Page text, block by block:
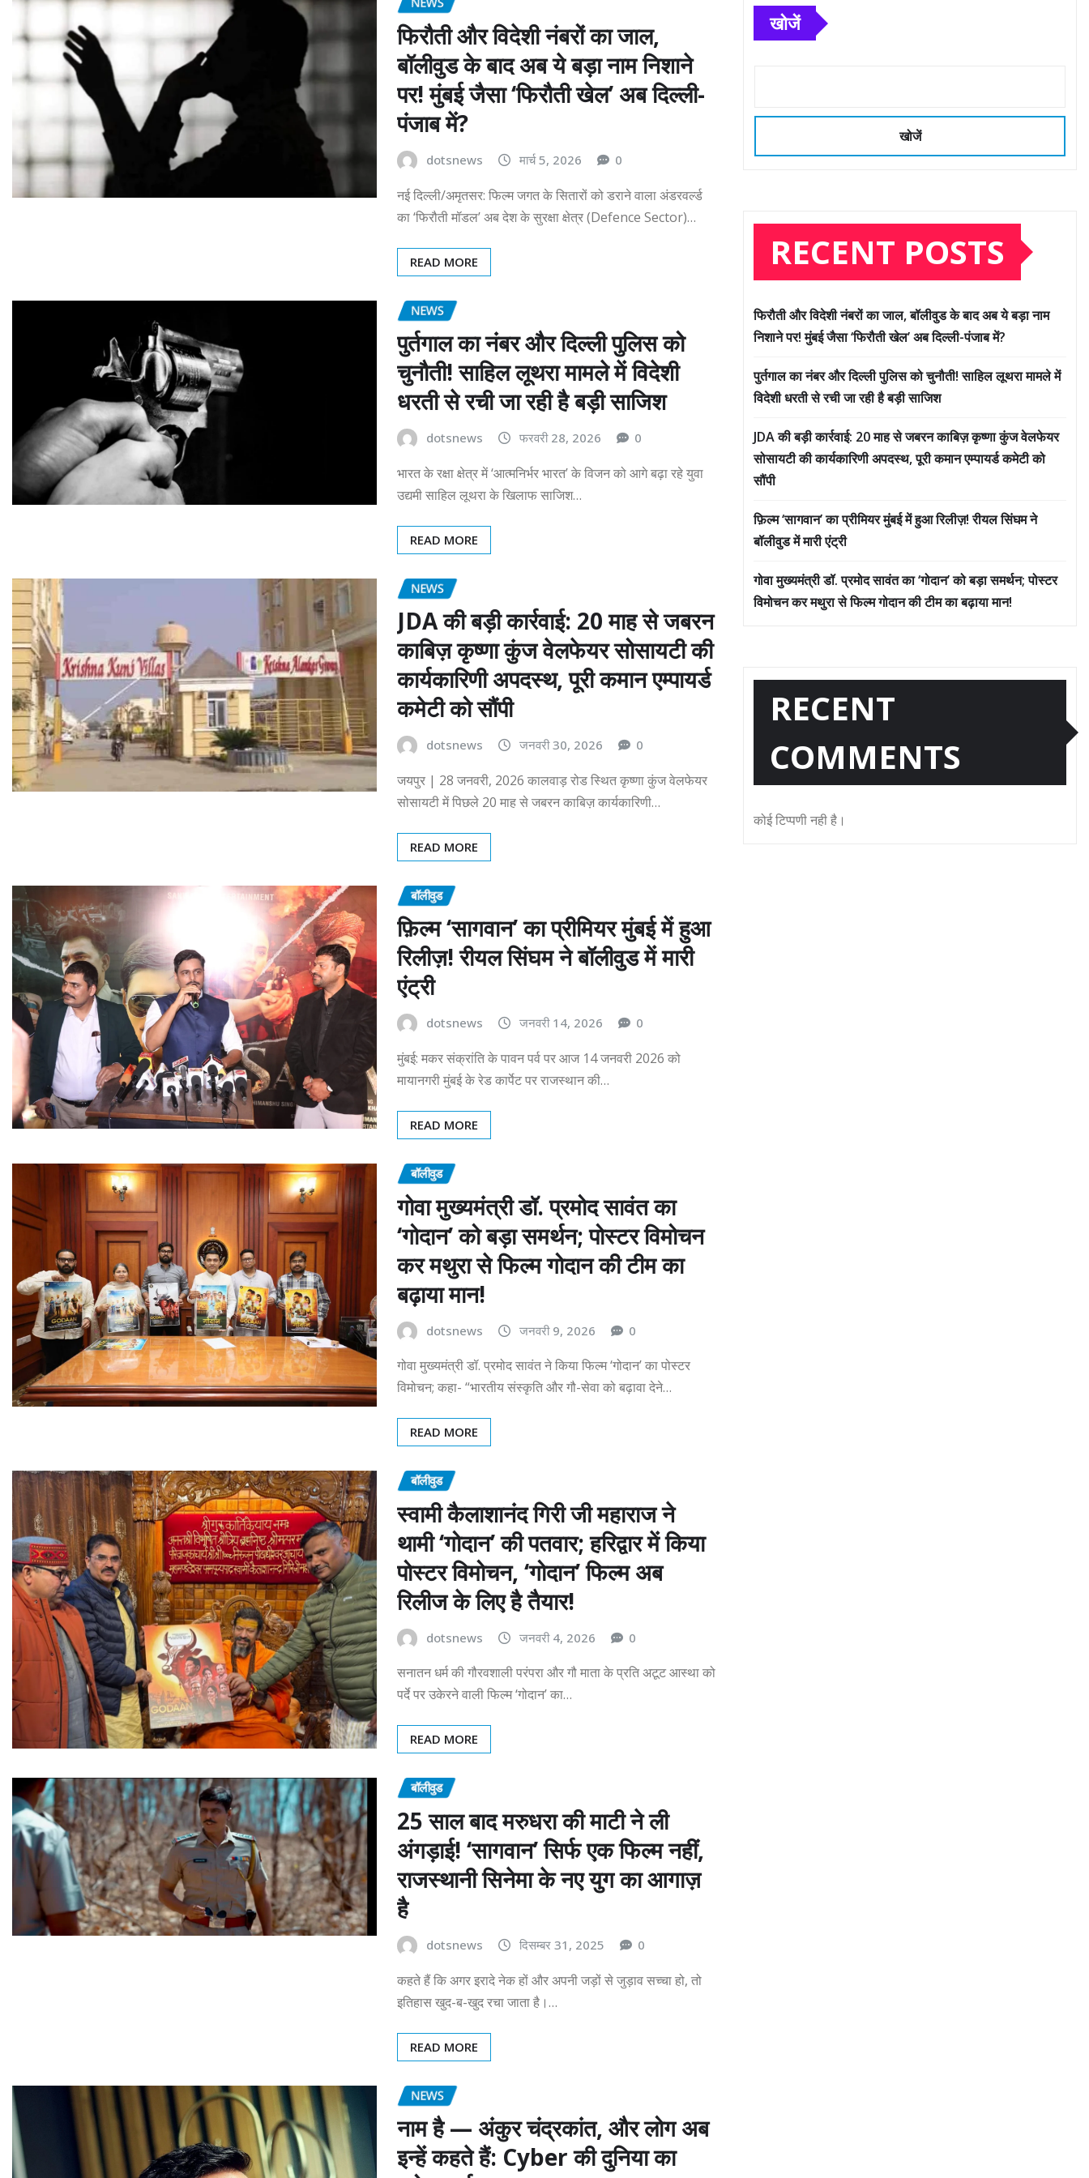
फिरौती और विदेशी नंबरों का जाल,
बॉलीवुड के बाद अब ये बड़ा नाम निशाने
पर! मुंबई जैसा ‘फिरौती खेल’ अब दिल्ली-
पंजाब में?
dotsnews मार्च 5, 2026 0
नई दिल्ली/अमृतसर: फिल्म जगत के सितारों को डराने वाला अंडरवर्ल्ड
का ‘फिरौती मॉडल’ अब देश के सुरक्षा क्षेत्र (Defence Sector)…
READ MORE
NEWS
पुर्तगाल का नंबर और दिल्ली पुलिस को
चुनौती! साहिल लूथरा मामले में विदेशी
धरती से रची जा रही है बड़ी साजिश
dotsnews फरवरी 28, 2026 0
भारत के रक्षा क्षेत्र में ‘आत्मनिर्भर भारत’ के विजन को आगे बढ़ा रहे युवा
उद्यमी साहिल लूथरा के खिलाफ साजिश…
READ MORE
NEWS
JDA की बड़ी कार्रवाई: 20 माह से जबरन
काबिज़ कृष्णा कुंज वेलफेयर सोसायटी की
कार्यकारिणी अपदस्थ, पूरी कमान एम्पायर्ड
कमेटी को सौंपी
dotsnews जनवरी 30, 2026 0
जयपुर | 28 जनवरी, 2026 कालवाड़ रोड स्थित कृष्णा कुंज वेलफेयर
सोसायटी में पिछले 20 माह से जबरन काबिज़ कार्यकारिणी…
READ MORE
बॉलीवुड
फ़िल्म ‘सागवान’ का प्रीमियर मुंबई में हुआ
रिलीज़! रीयल सिंघम ने बॉलीवुड में मारी
एंट्री
dotsnews जनवरी 14, 2026 0
मुंबई: मकर संक्रांति के पावन पर्व पर आज 14 जनवरी 2026 को
मायानगरी मुंबई के रेड कार्पेट पर राजस्थान की…
READ MORE
बॉलीवुड
गोवा मुख्यमंत्री डॉ. प्रमोद सावंत का
‘गोदान’ को बड़ा समर्थन; पोस्टर विमोचन
कर मथुरा से फिल्म गोदान की टीम का
बढ़ाया मान!
dotsnews जनवरी 9, 2026 0
गोवा मुख्यमंत्री डॉ. प्रमोद सावंत ने किया फिल्म ‘गोदान’ का पोस्टर
विमोचन; कहा- “भारतीय संस्कृति और गौ-सेवा को बढ़ावा देने…
READ MORE
बॉलीवुड
स्वामी कैलाशानंद गिरी जी महाराज ने
थामी ‘गोदान’ की पतवार; हरिद्वार में किया
पोस्टर विमोचन, ‘गोदान’ फिल्म अब
रिलीज के लिए है तैयार!
dotsnews जनवरी 4, 2026 0
सनातन धर्म की गौरवशाली परंपरा और गौ माता के प्रति अटूट आस्था को
पर्दे पर उकेरने वाली फिल्म ‘गोदान’ का…
READ MORE
बॉलीवुड
25 साल बाद मरुधरा की माटी ने ली
अंगड़ाई! ‘सागवान’ सिर्फ एक फिल्म नहीं,
राजस्थानी सिनेमा के नए युग का आगाज़
है
dotsnews दिसम्बर 31, 2025 0
कहते हैं कि अगर इरादे नेक हों और अपनी जड़ों से जुड़ाव सच्चा हो, तो
इतिहास खुद-ब-खुद रचा जाता है।…
READ MORE
NEWS
नाम है — अंकुर चंद्रकांत, और लोग अब
इन्हें कहते हैं: Cyber की दुनिया का
खोजें
खोजें
RECENT POSTS
फिरौती और विदेशी नंबरों का जाल, बॉलीवुड के बाद अब ये बड़ा नाम
निशाने पर! मुंबई जैसा ‘फिरौती खेल’ अब दिल्ली-पंजाब में?
पुर्तगाल का नंबर और दिल्ली पुलिस को चुनौती! साहिल लूथरा मामले में
विदेशी धरती से रची जा रही है बड़ी साजिश
JDA की बड़ी कार्रवाई: 20 माह से जबरन काबिज़ कृष्णा कुंज वेलफेयर
सोसायटी की कार्यकारिणी अपदस्थ, पूरी कमान एम्पायर्ड कमेटी को
सौंपी
फ़िल्म ‘सागवान’ का प्रीमियर मुंबई में हुआ रिलीज़! रीयल सिंघम ने
बॉलीवुड में मारी एंट्री
गोवा मुख्यमंत्री डॉ. प्रमोद सावंत का ‘गोदान’ को बड़ा समर्थन; पोस्टर
विमोचन कर मथुरा से फिल्म गोदान की टीम का बढ़ाया मान!
RECENT
COMMENTS
कोई टिप्पणी नही है।